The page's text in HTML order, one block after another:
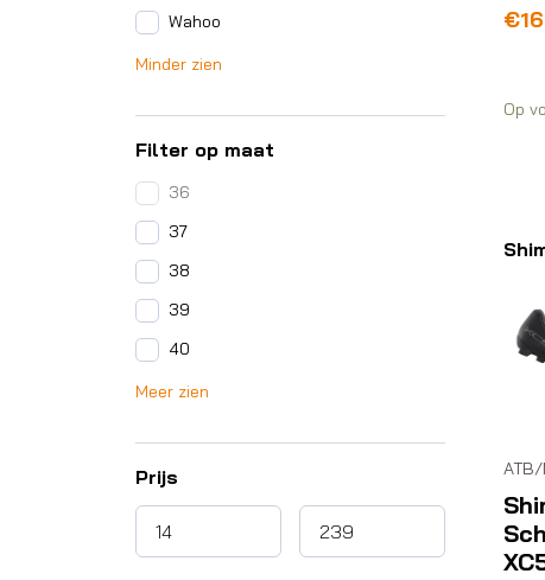
Wahoo
Minder zien
Filter op maat
36
37
38
39
40
Meer zien
Prijs
€
Op